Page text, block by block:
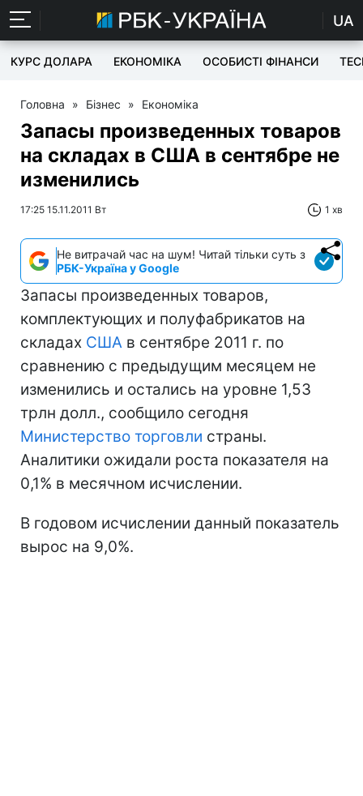
UA
КУРС ДОЛАРА ЕКОНОМІКА ОСОБИСТІ ФІНАНСИ
Головна » Бізнес » Економіка
Запасы произведенных товаров
на складах в США в сентябре не
изменились
17:25 15.11.2011 Вт 1 хв
Не витрачай час на шум! Читай тільки суть з
РБК-Україна у Google
Запасы произведенных товаров,
комплектующих и полуфабрикатов на
складах США в сентябре 2011 г. по
сравнению с предыдущим месяцем не
изменились и остались на уровне 1,53
трлн долл., сообщило сегодня
Министерство торговли страны.
Аналитики ожидали роста показателя на
0,1% в месячном исчислении.
В годовом исчислении данный показатель
вырос на 9,0%.